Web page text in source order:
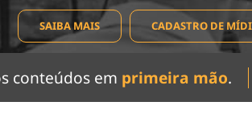
SAIBA MAIS CADASTRO DE
conteúdos em primeira mão.